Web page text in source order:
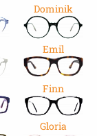
Dominik
Emil
Finn
Gloria